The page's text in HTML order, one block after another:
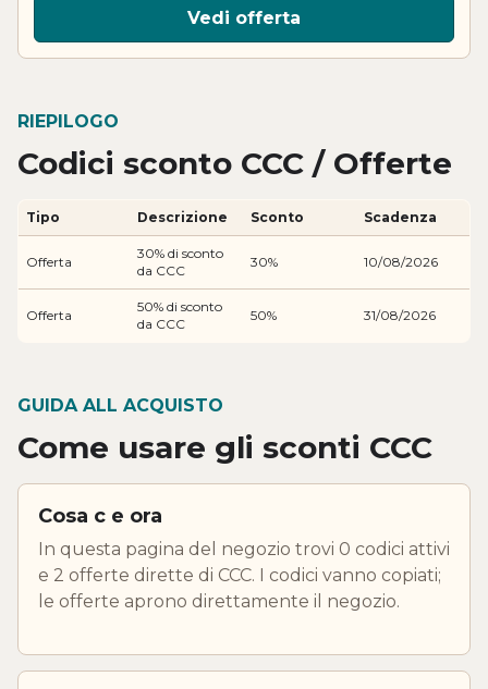
Vedi offerta
RIEPILOGO
Codici sconto CCC / Offerte
Tipo Descrizione Sconto Scadenza
Offerta
30% di sconto
da CCC
30% 10/08/2026
Offerta
50% di sconto
da CCC
50% 31/08/2026
GUIDA ALL ACQUISTO
Come usare gli sconti CCC
Cosa c e ora
In questa pagina del negozio trovi 0 codici attivi
e 2 offerte dirette di CCC. I codici vanno copiati;
le offerte aprono direttamente il negozio.